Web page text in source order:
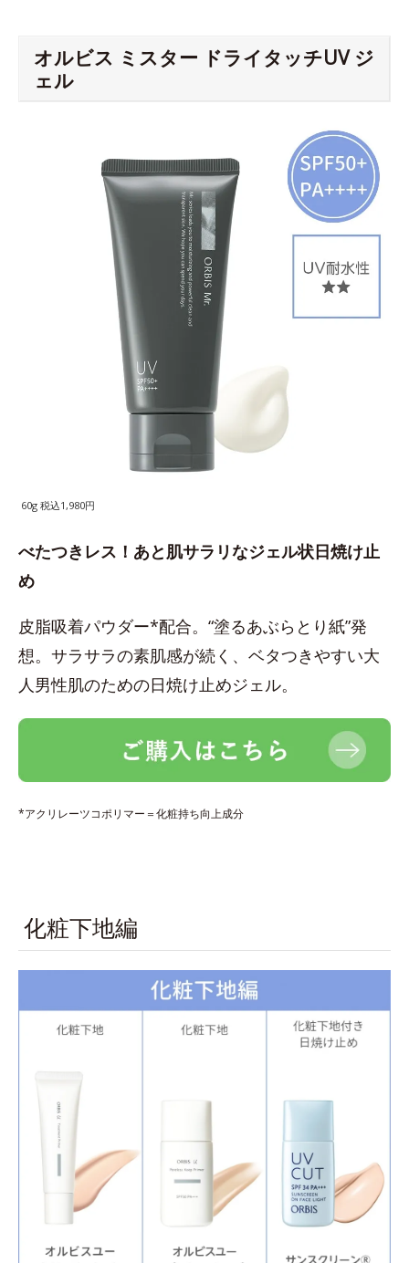
オルビス ミスター ドライタッチUV ジ
ェル
60g 税込1,980円
べたつきレス！あと肌サラリなジェル状日焼け止
め
皮脂吸着パウダー*配合。“塗るあぶらとり紙”発
想。サラサラの素肌感が続く、ベタつきやすい大
人男性肌のための日焼け止めジェル。
*アクリレーツコポリマー＝化粧持ち向上成分
化粧下地編